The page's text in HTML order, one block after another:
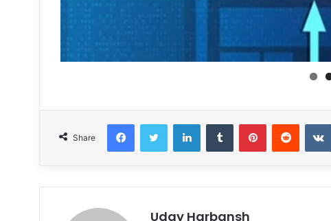
Share
FacebookTwitter LinkedInTumblr PinterestReddit
Uday Harbansh